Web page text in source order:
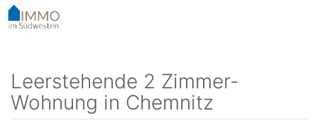
Accessibility-
Modus
zum
Inhalt
Leerstehende 2 Zimmer-
Wohnung in Chemnitz